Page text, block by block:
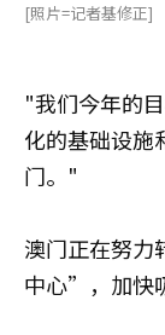
[照片=记者基修正]
"我们今年的
化的基础设施
门。"
澳门正在努
中心”，加快